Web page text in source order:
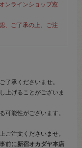
ンラインショップ窓
、ご了承の上、ご注
了承くださいませ。
上げることがございま
可能性がございます。
ご注文くださいませ。
前に新宿オカダヤ本店